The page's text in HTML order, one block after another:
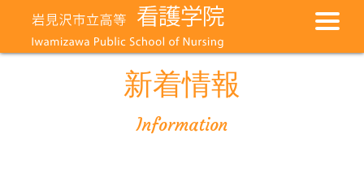
新着情報
Information